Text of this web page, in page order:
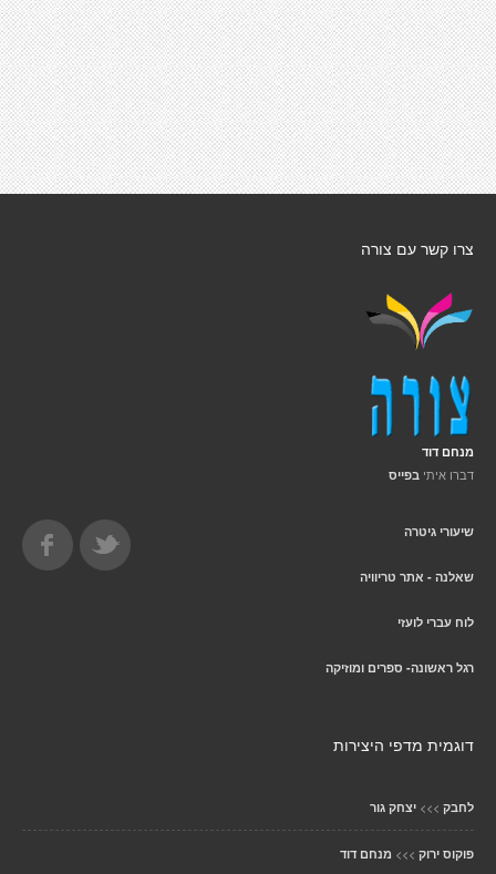
צרו קשר עם צורה
מנחם דוד
דברו איתי בפייס
שיעורי גיטרה
שאלנה - אתר טריוויה
לוח עברי לועזי
רגל ראשונה- ספרים ומוזיקה
דוגמית מדפי היצירות
לחבק >>> יצחק גור
פוקוס ירוק >>> מנחם דוד